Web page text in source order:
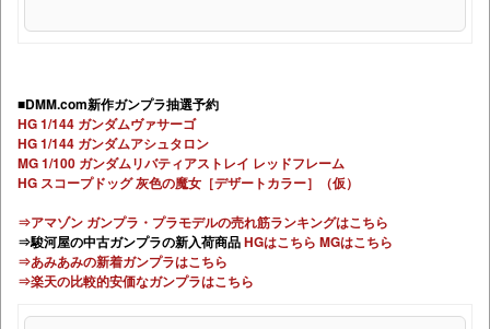
■DMM.com新作ガンプラ抽選予約
HG 1/144 ガンダムヴァサーゴ
HG 1/144 ガンダムアシュタロン
MG 1/100 ガンダムリバティアストレイ レッドフレーム
HG スコープドッグ 灰色の魔女［デザートカラー］（仮）
⇒アマゾン ガンプラ・プラモデルの売れ筋ランキングはこちら
⇒駿河屋の中古ガンプラの新入荷商品HGはこちら MGはこちら
⇒あみあみの新着ガンプラはこちら
⇒楽天の比較的安価なガンプラはこちら